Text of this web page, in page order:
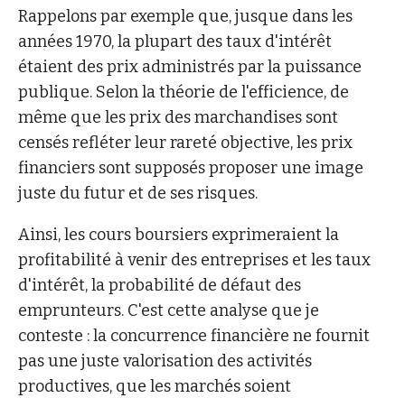
Rappelons par exemple que, jusque dans les
années 1970, la plupart des taux d'intérêt
étaient des prix administrés par la puissance
publique. Selon la théorie de l'efficience, de
même que les prix des marchandises sont
censés refléter leur rareté objective, les prix
financiers sont supposés proposer une image
juste du futur et de ses risques.
Ainsi, les cours boursiers exprimeraient la
profitabilité à venir des entreprises et les taux
d'intérêt, la probabilité de défaut des
emprunteurs. C'est cette analyse que je
conteste : la concurrence financière ne fournit
pas une juste valorisation des activités
productives, que les marchés soient